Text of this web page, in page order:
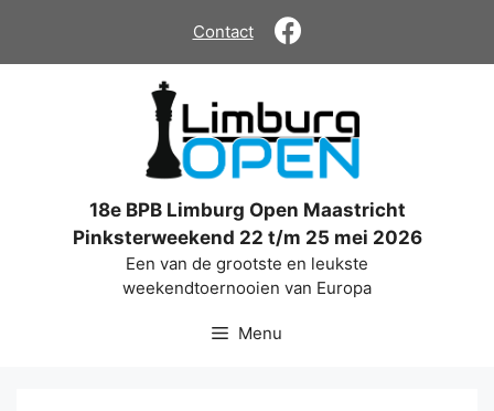
de
Contact
18e BPB Limburg Open Maastricht
Pinksterweekend 22 t/m 25 mei 2026
Een van de grootste en leukste
weekendtoernooien van Europa
Menu